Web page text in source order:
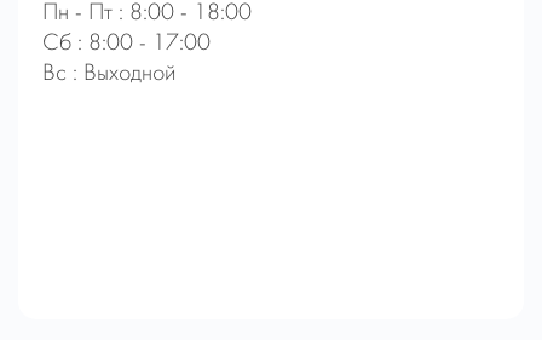
Пн - Пт : 8:00 - 18:00
Сб : 8:00 - 17:00
Вс : Выходной